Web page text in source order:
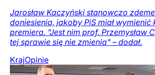
Jarosław Kaczyński stanowczo
doniesienia, jakoby PiS miał
premiera. "Jest nim prof. Przemysław
tej sprawie się nie zmienia" – dodał.
KrajOpinie